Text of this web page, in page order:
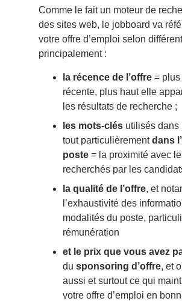
Comme le fait un moteur de
des sites web, le jobboard va
votre offre d’emploi selon
principalement :
la récence de l’offre = plus
récente, plus haut elle
les résultats de recherche ;
les mots-clés utilisés dans
tout particulièrementdans
poste = la proximité avec
recherchés par les
la qualité de l’offre, et
l’exhaustivité des
modalités du poste,
rémunération
et le prix que vous avez
du sponsoring d’offre, et
aussi et surtout ce qui
votre offre d’emploi en